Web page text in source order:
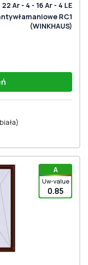
22 Ar - 4 - 16 Ar - 4 LE
RC1
(WINKHAUS)
A
Uw-value
0.85